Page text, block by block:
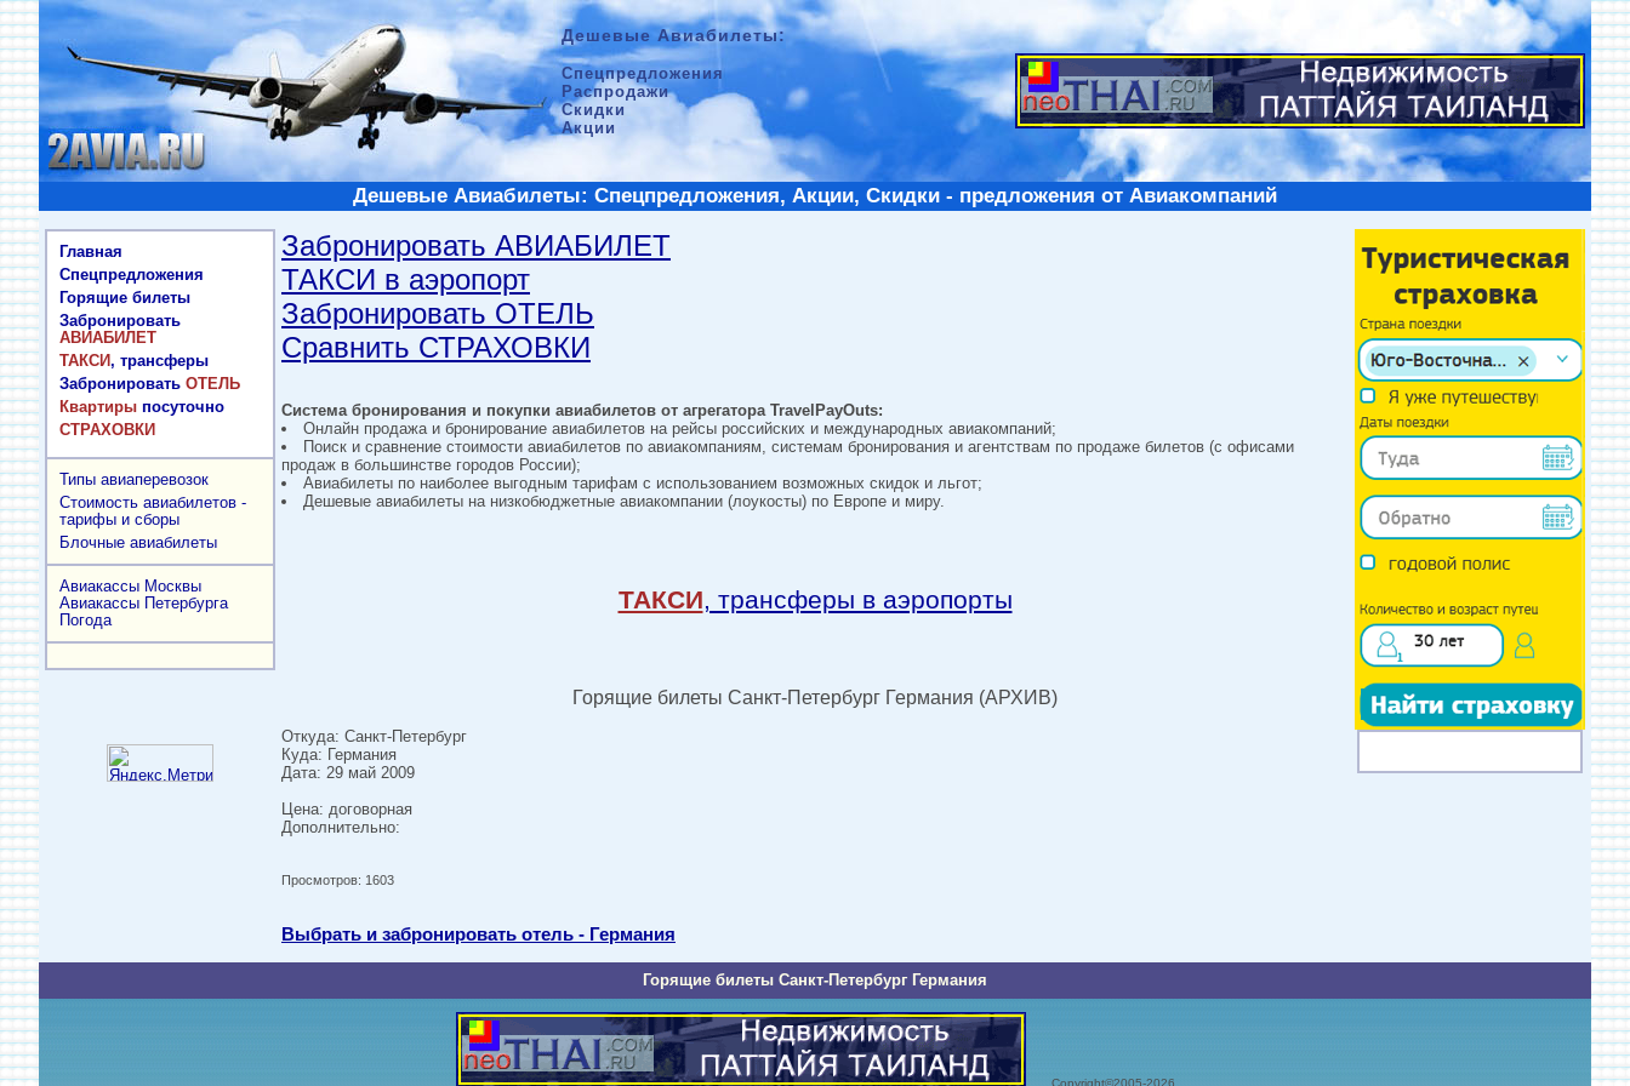
Дешевые Авиабилеты:
Спецпредложения
Распродажи
Скидки
Акции
Дешевые Авиабилеты: Спецпредложения, Акции, Скидки - предложения от Авиакомпаний
Главная
Спецпредложения
Горящие билеты
Забронировать
АВИАБИЛЕТ
ТАКСИ, трансферы
Забронировать ОТЕЛЬ
Квартиры посуточно
СТРАХОВКИ
Типы авиаперевозок
Стоимость авиабилетов -
тарифы и сборы
Блочные авиабилеты
Авиакассы Москвы
Авиакассы Петербурга
Погода
Забронировать АВИАБИЛЕТ
ТАКСИ в аэропорт
Забронировать ОТЕЛЬ
Сравнить СТРАХОВКИ
Система бронирования и покупки авиабилетов от агрегатора TravelPayOuts:
Онлайн продажа и бронирование авиабилетов на рейсы российских и международных авиакомпаний;
Поиск и сравнение стоимости авиабилетов по авиакомпаниям, системам бронирования и агентствам по продаже билетов (с офисами
продаж в большинстве городов России);
Авиабилеты по наиболее выгодным тарифам с использованием возможных скидок и льгот;
Дешевые авиабилеты на низкобюджетные авиакомпании (лоукосты) по Европе и миру.
ТАКСИ, трансферы в аэропорты
Горящие билеты Санкт-Петербург Германия (АРХИВ)
Откуда: Санкт-Петербург
Куда: Германия
Дата: 29 май 2009
Цена: договорная
Дополнительно:
Просмотров: 1603
Выбрать и забронировать отель - Германия
Горящие билеты Санкт-Петербург Германия
Copyright©2005-2026